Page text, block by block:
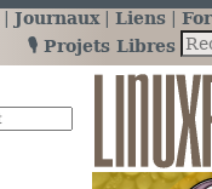
Journaux Liens
🎙️ Projets Libres